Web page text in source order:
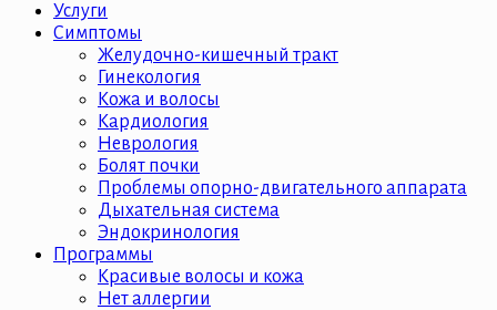
Услуги
Симптомы
Желудочно-кишечный тракт
Гинекология
Кожа и волосы
Кардиология
Неврология
Болят почки
Проблемы опорно-двигательного аппарата
Дыхательная система
Эндокринология
Программы
Красивые волосы и кожа
Нет аллергии